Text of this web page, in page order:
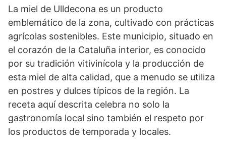
La miel de Ulldecona es un producto
emblemático de la zona, cultivado con prácticas
agrícolas sostenibles. Este municipio, situado en
el corazón de la Cataluña interior, es conocido
por su tradición vitivinícola y la producción de
esta miel de alta calidad, que a menudo se utiliza
en postres y dulces típicos de la región. La
receta aquí descrita celebra no solo la
gastronomía local sino también el respeto por
los productos de temporada y locales.